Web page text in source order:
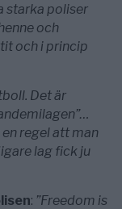
starka poliser
och
och i princip
Det är
regel att man
lag fick ju
: ”Freedom is